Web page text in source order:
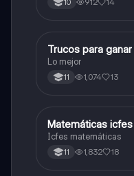
Química
Trucos para
Lo mejor
11 1,074 13
ICFES: Matemáticas
Matemáticas icfes
Icfes matemáticas
11 1,832 18